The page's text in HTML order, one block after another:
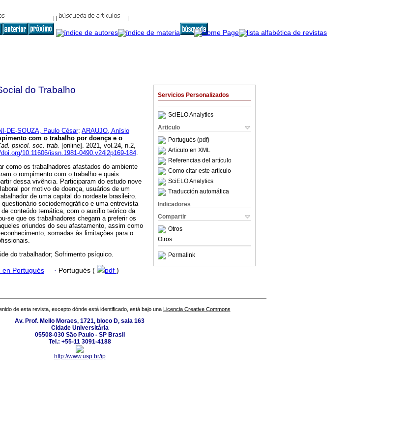
Servicios Personalizados
SciELO Analytics
Articulo
Portugués (pdf)
Articulo en XML
Referencias del artículo
Como citar este artículo
SciELO Analytics
Traducción automática
Indicadores
Compartir
Otros
Otros
Permalink
do Trabalho
DE-SOUZA, Paulo César; ARAUJO, Anísio
com o trabalho por doença e o
psicol. soc. trab. [online]. 2021, vol.24, n.2,
10.11606/issn.1981-0490.v24i2p169-184.
como os trabalhadores afastados do ambiente
o rompimento com o trabalho e quais
dessa vivência. Participaram do estudo nove
por motivo de doença, usuários de um
de uma capital do nordeste brasileiro.
sociodemográfico e uma entrevista
conteúdo temática, com o auxílio teórico da
se que os trabalhadores chegam a preferir os
oriundos do seu afastamento, assim como
somadas às limitações para o
do trabalhador; Sofrimento psíquico.
en Portugués · Portugués ( pdf )
de esta revista, excepto dónde está identificado, está bajo una Licencia Creative Commons
Av. Prof. Mello Moraes, 1721, bloco D, sala 163
Cidade Universitária
05508-030 São Paulo - SP Brasil
Tel.: +55-11 3091-4188
http://www.usp.br/ip